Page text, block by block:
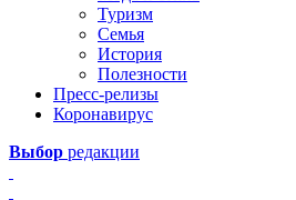
Туризм
Семья
История
Полезности
Пресс-релизы
Коронавирус
Выбор редакции